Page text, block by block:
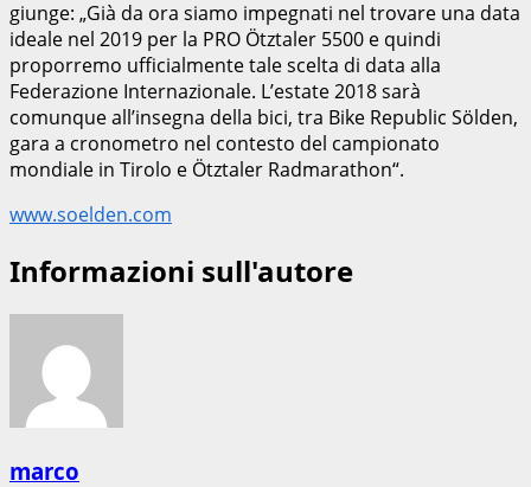
giunge: „Già da ora siamo impegnati nel trovare una data
ideale nel 2019 per la PRO Ötztaler 5500 e quindi
proporremo ufficialmente tale scelta di data alla
Federazione Internazionale. L’estate 2018 sarà
comunque all’insegna della bici, tra Bike Republic Sölden,
gara a cronometro nel contesto del campionato
mondiale in Tirolo e Ötztaler Radmarathon“.
www.soelden.com
Informazioni sull'autore
marco